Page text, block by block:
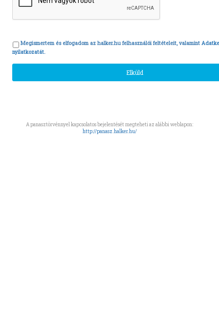
Megismertem és elfogadom az halker.hu felhasználói feltételeit, valamint
nyilatkozatát.
A panasztörvénnyel kapcsolatos bejelentését megteheti az alábbi weblapon:
http://panasz.halker.hu/